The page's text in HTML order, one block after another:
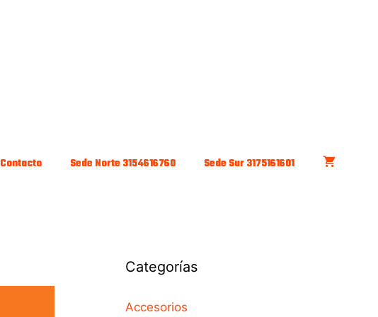
Contacto Sede Norte 3154616760 Sede Sur 3175161601
Categorías
Accesorios